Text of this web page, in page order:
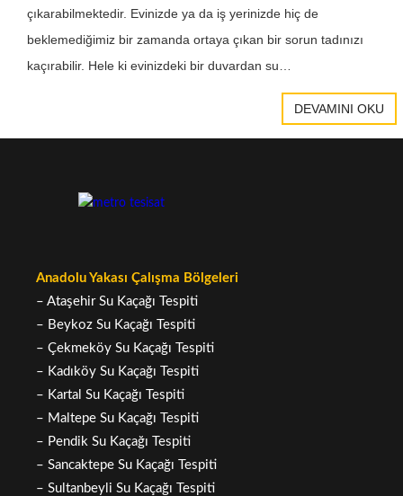
çıkarabilmektedir. Evinizde ya da iş yerinizde hiç de
beklemediğimiz bir zamanda ortaya çıkan bir sorun tadınızı
kaçırabilir. Hele ki evinizdeki bir duvardan su…
DEVAMINI OKU
Anadolu Yakası Çalışma Bölgeleri
– Ataşehir Su Kaçağı Tespiti
– Beykoz Su Kaçağı Tespiti
– Çekmeköy Su Kaçağı Tespiti
– Kadıköy Su Kaçağı Tespiti
– Kartal Su Kaçağı Tespiti
– Maltepe Su Kaçağı Tespiti
– Pendik Su Kaçağı Tespiti
– Sancaktepe Su Kaçağı Tespiti
– Sultanbeyli Su Kaçağı Tespiti